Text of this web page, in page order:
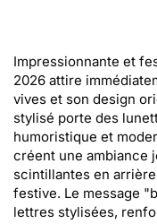
Impressionnante et
2026 attire
vives et son design
stylisé porte des
humoristique et
créent une ambiance
scintillantes en
festive. Le message
lettres stylisées,